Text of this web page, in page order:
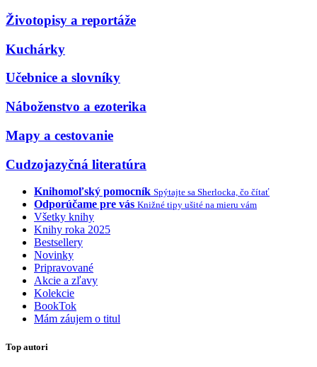
Životopisy a reportáže
Kuchárky
Učebnice a slovníky
Náboženstvo a ezoterika
Mapy a cestovanie
Cudzojazyčná literatúra
Knihomoľský pomocník Spýtajte sa Sherlocka, čo čítať
Odporúčame pre vás Knižné tipy ušité na mieru vám
Všetky knihy
Knihy roka 2025
Bestsellery
Novinky
Pripravované
Akcie a zľavy
Kolekcie
BookTok
Mám záujem o titul
Top autori